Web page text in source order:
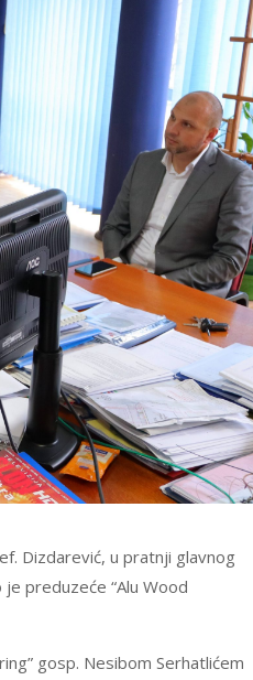
Dizdarević, u pratnji glavnog
preduzeće “Alu Wood
gosp. Nesibom Serhatlićem